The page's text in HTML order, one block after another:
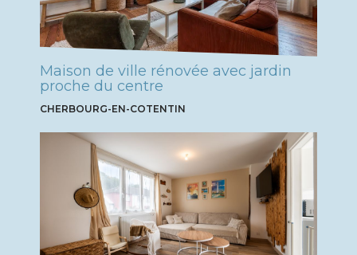
Maison de ville rénovée avec jardin
proche du centre
CHERBOURG-EN-COTENTIN